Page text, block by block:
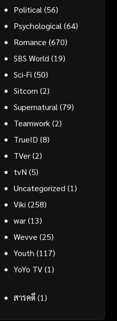
Political (56)
Psychological (64)
Romance (670)
SBS World (19)
Sci-Fi (50)
Sitcom (2)
Supernatural (79)
Teamwork (2)
TrueID (8)
TVer(2)
tvN (5)
Uncategorized (1)
Viki (258)
war(13)
Wevve (25)
Youth (117)
YoYo TV(1)
สารคดี(1)